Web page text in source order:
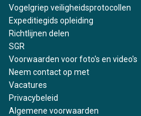
Vogelgriep veiligheidsprotocollen
Expeditiegids opleiding
Richtlijnen delen
SGR
Voorwaarden voor foto's en video's
Neem contact op met
Vacatures
Privacybeleid
Algemene voorwaarden